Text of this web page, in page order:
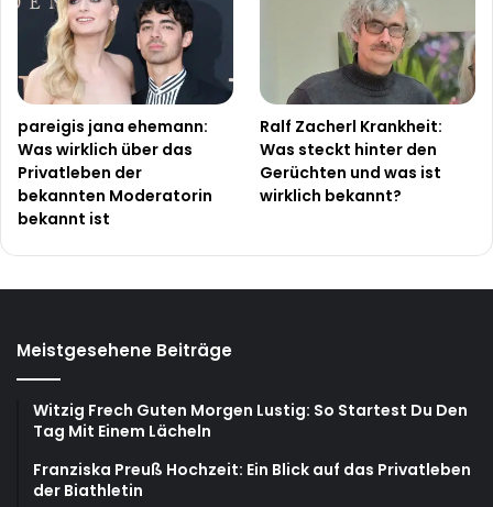
pareigis jana ehemann:
Was wirklich über das
Privatleben der
bekannten Moderatorin
bekannt ist
Ralf Zacherl Krankheit:
Was steckt hinter den
Gerüchten und was ist
wirklich bekannt?
Meistgesehene Beiträge
Witzig Frech Guten Morgen Lustig: So Startest Du Den
Tag Mit Einem Lächeln
Franziska Preuß Hochzeit: Ein Blick auf das Privatleben
der Biathletin